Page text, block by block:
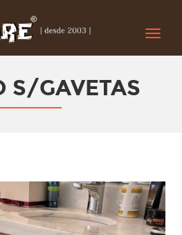
Toggle
S/GAVETAS
Next